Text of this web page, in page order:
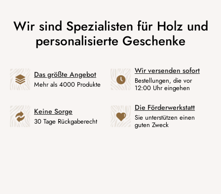
Das größte Angebot
Mehr als 4000 Produkte
Wir versenden sofort
Bestellungen, die vor
12:00 Uhr eingehen
Keine Sorge
30 Tage Rückgaberecht
Die Förderwerkstatt
Sie unterstützen einen
guten Zweck